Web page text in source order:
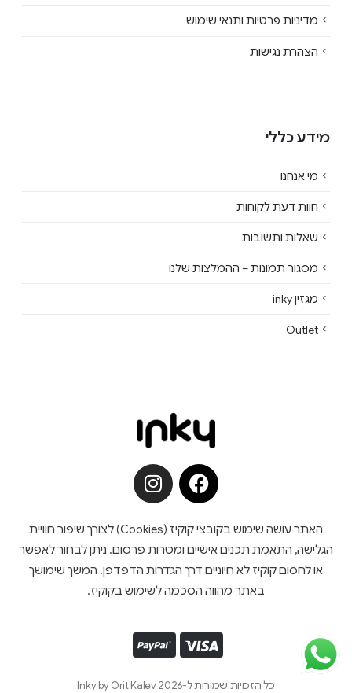
מדיניות פרטיות ותנאי שימוש
הצהרת נגישות
מידע כללי
מי אנחנו
חוות דעת לקוחות
שאלות ותשובות
מסגור תמונות – ההמלצות שלנו
מגזין inky
Outlet
האתר עושה שימוש בקובצי קוקיז (Cookies) לצורך שיפור חוויית
הגלישה, התאמת תכנים אישיים ומטרות פרסום. ניתן לבחור לאפשר
או לחסום קוקיז לא חיוניים דרך הגדרות הדפדפן. המשך שימושך
באתר מהווה הסכמה לשימוש בקוקיז.
כל הזכויות שמורות ל-Inky by Orit Kalev 2026